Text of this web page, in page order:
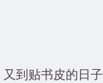
又到贴书皮的日子